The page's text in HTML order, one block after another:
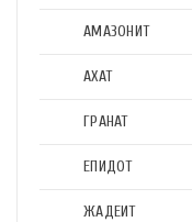
АМАЗОНИТ
АХАТ
ГРАНАТ
ЕПИДОТ
ЖАДЕИТ